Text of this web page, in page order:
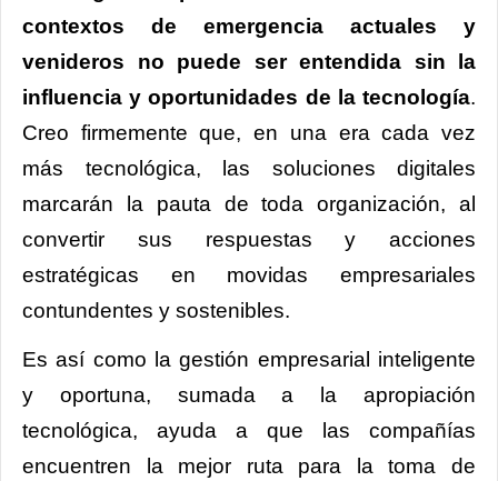
contextos de emergencia actuales y
venideros no puede ser entendida sin la
influencia y oportunidades de la tecnología.
Creo firmemente que, en una era cada vez
más tecnológica, las soluciones digitales
marcarán la pauta de toda organización, al
convertir sus respuestas y acciones
estratégicas en movidas empresariales
contundentes y sostenibles.
Es así como la gestión empresarial inteligente
y oportuna, sumada a la apropiación
tecnológica, ayuda a que las compañías
encuentren la mejor ruta para la toma de